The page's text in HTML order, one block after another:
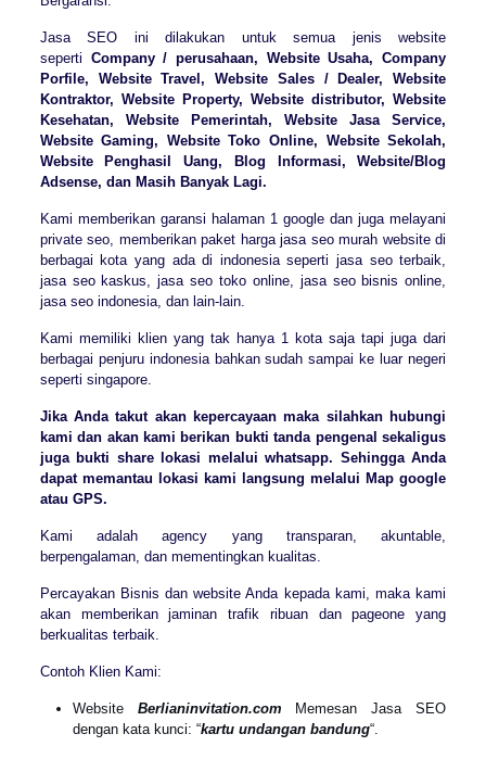
Jasa SEO ini dilakukan untuk semua jenis website
seperti Company / perusahaan, Website Usaha, Company
Porfile, Website Travel, Website Sales / Dealer, Website
Kontraktor, Website Property, Website distributor, Website
Kesehatan, Website Pemerintah, Website Jasa Service,
Website Gaming, Website Toko Online, Website Sekolah,
Website Penghasil Uang, Blog Informasi, Website/Blog
Adsense, dan Masih Banyak Lagi.
Kami memberikan garansi halaman 1 google dan juga melayani
private seo, memberikan paket harga jasa seo murah website di
berbagai kota yang ada di indonesia seperti jasa seo terbaik,
jasa seo kaskus, jasa seo toko online, jasa seo bisnis online,
jasa seo indonesia, dan lain-lain.
Kami memiliki klien yang tak hanya 1 kota saja tapi juga dari
berbagai penjuru indonesia bahkan sudah sampai ke luar negeri
seperti singapore.
Jika Anda takut akan kepercayaan maka silahkan hubungi
kami dan akan kami berikan bukti tanda pengenal sekaligus
juga bukti share lokasi melalui whatsapp. Sehingga Anda
dapat memantau lokasi kami langsung melalui Map google
atau GPS.
Kami adalah agency yang transparan, akuntable,
berpengalaman, dan mementingkan kualitas.
Percayakan Bisnis dan website Anda kepada kami, maka kami
akan memberikan jaminan trafik ribuan dan pageone yang
berkualitas terbaik.
Contoh Klien Kami:
Website Berlianinvitation.com Memesan Jasa SEO
dengan kata kunci: “kartu undangan bandung“.